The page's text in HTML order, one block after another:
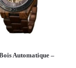
Automatique –